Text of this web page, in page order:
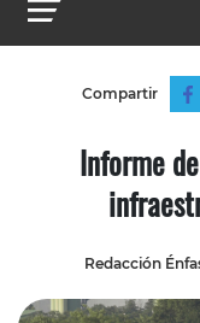
Compartir
Informe
Redacción